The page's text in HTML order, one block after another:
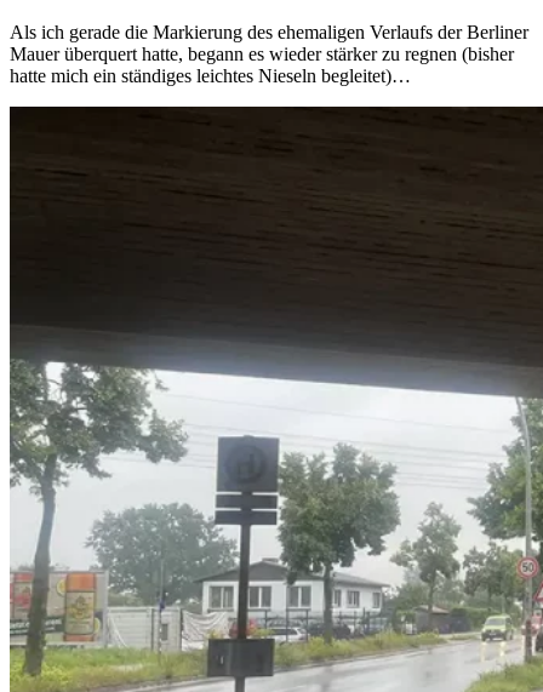
Als ich gerade die Markierung des ehemaligen Verlaufs der Berliner
Mauer überquert hatte, begann es wieder stärker zu regnen (bisher
hatte mich ein ständiges leichtes Nieseln begleitet)…